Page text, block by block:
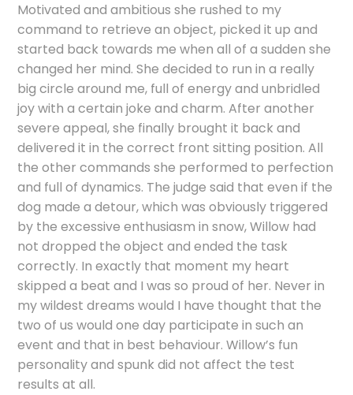
Motivated and ambitious she rushed to my
command to retrieve an object, picked it up and
started back towards me when all of a sudden she
changed her mind. She decided to run in a really
big circle around me, full of energy and unbridled
joy with a certain joke and charm. After another
severe appeal, she finally brought it back and
delivered it in the correct front sitting position. All
the other commands she performed to perfection
and full of dynamics. The judge said that even if the
dog made a detour, which was obviously triggered
by the excessive enthusiasm in snow, Willow had
not dropped the object and ended the task
correctly. In exactly that moment my heart
skipped a beat and I was so proud of her. Never in
my wildest dreams would I have thought that the
two of us would one day participate in such an
event and that in best behaviour. Willow’s fun
personality and spunk did not affect the test
results at all.